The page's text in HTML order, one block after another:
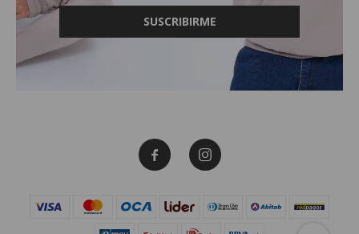
SUSCRIBIRME
 